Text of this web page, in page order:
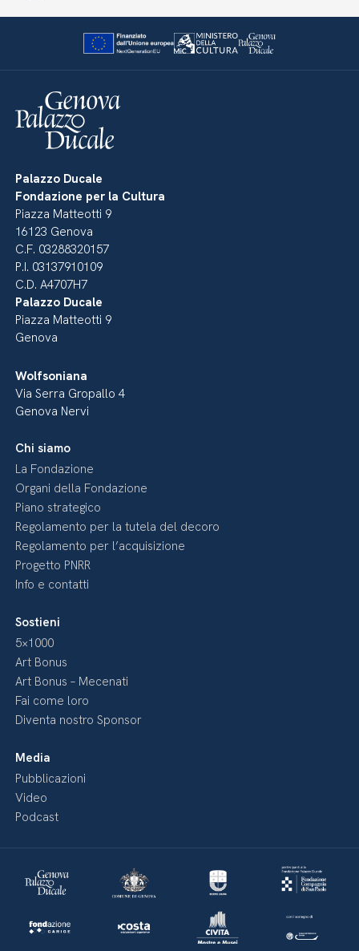
Palazzo Ducale
Fondazione per la Cultura
Piazza Matteotti 9
16123 Genova
C.F. 03288320157
P.I. 03137910109
C.D. A4707H7
Palazzo Ducale
Piazza Matteotti 9
Genova
Wolfsoniana
Via Serra Gropallo 4
Genova Nervi
Chi siamo
La Fondazione
Organi della Fondazione
Piano strategico
Regolamento per la tutela del decoro
Regolamento per l’acquisizione
Progetto PNRR
Info e contatti
Sostieni
5×1000
Art Bonus
Art Bonus – Mecenati
Fai come loro
Diventa nostro Sponsor
Media
Pubblicazioni
Video
Podcast